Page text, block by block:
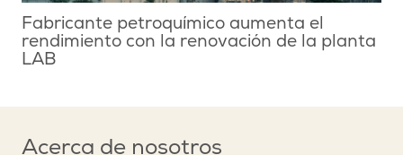
Fabricante petroquímico aumenta el
rendimiento con la renovación de la planta
LAB
Acerca de nosotros